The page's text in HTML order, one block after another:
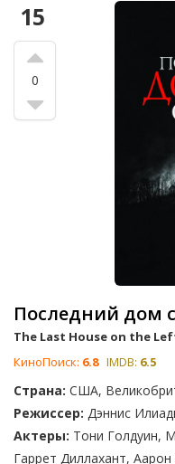
15
0
Последний дом
The Last House on the
КиноПоиск: 6.8 IMDB: 6.5
Страна: США,
Режиссер: Дэннис
Актеры: Тони Голдуин,
Гаррет Диллахант,